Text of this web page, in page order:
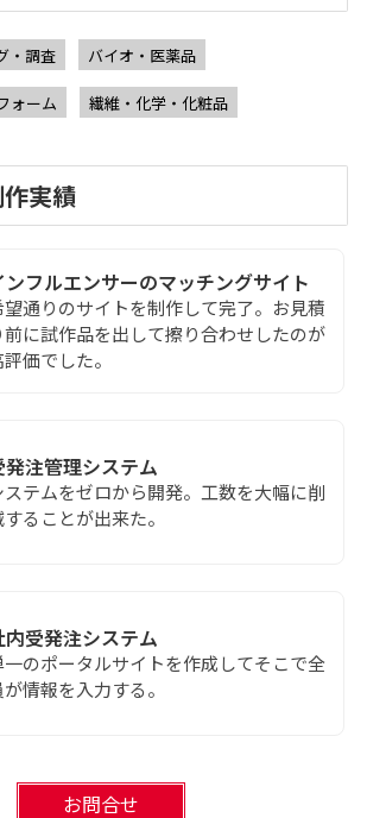
・調査 バイオ・医薬品
ォーム 繊維・化学・化粧品
実績
ンフルエンサーのマッチングサイト
望通りのサイトを制作して完了。お見積
前に試作品を出して擦り合わせしたのが
評価でした。
発注管理システム
ステムをゼロから開発。工数を大幅に削
ることが出来た。
内受発注システム
一のポータルサイトを作成してそこで全
が情報を入力する。
お問合せ